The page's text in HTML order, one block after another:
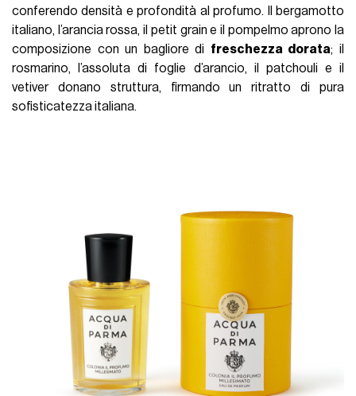
conferendo densità e profondità al profumo. Il bergamotto
italiano, l’arancia rossa, il petit grain e il pompelmo aprono la
composizione con un bagliore di freschezza dorata; il
rosmarino, l’assoluta di foglie d’arancio, il patchouli e il
vetiver donano struttura, firmando un ritratto di pura
sofisticatezza italiana.